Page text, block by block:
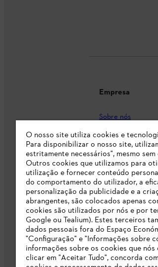
Empresa
Sobre nós
Imprensa
Carreira
Responsabilidade
Linha Integridade
Informação para
Livro de
Declaração de
O nosso site utiliza cookies e
Para disponibilizar o nosso site,
estritamente necessários", mesmo
Outros cookies que utilizamos para
utilização e fornecer conteúdo
do comportamento do utilizador, a
personalização da publicidade e a
abrangentes, são colocados apenas
cookies são utilizados por nós e por
Google ou Tealium). Estes terceiros
dados pessoais fora do Espaço
"Configuração" e "Informações sobre
informações sobre os cookies que
clicar em "Aceitar Tudo", concorda